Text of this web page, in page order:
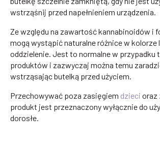
wstrząśnij przed napełnieniem urządzenia.
Ze względu na zawartość kannabinoidów i
mogą wystąpić naturalne różnice w kolorze
oddzielenie. Jest to normalne w przypadku
produktów i zazwyczaj można temu
wstrząsając butelką przed użyciem.
Przechowywać poza zasięgiem dzieci oraz
produkt jest przeznaczony wyłącznie do
dorosłe.